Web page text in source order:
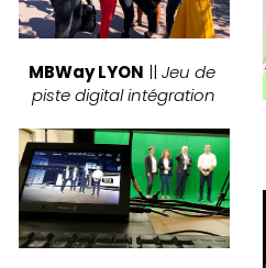
MBWay LYON || Jeu de
piste digital intégration